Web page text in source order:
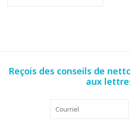
Reçois des conseils de
aux